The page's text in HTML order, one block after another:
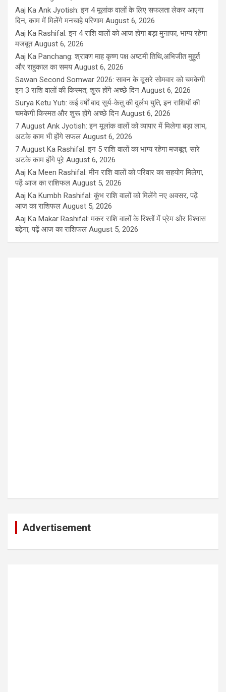
Aaj Ka Ank Jyotish: इन 4 मूलांक वालों के लिए सफलता लेकर आएगा
दिन, काम में मिलेंगे मनचाहे परिणाम August 6, 2026
Aaj Ka Rashifal: इन 4 राशि वालों को आज होगा बड़ा मुनाफा, भाग्य रहेगा
मजबूत August 6, 2026
Aaj Ka Panchang: श्रावण माह कृष्ण पक्ष अष्टमी तिथि,अभिजीत मुहूर्त
और राहुकाल का समय August 6, 2026
Sawan Second Somwar 2026: सावन के दूसरे सोमवार को चमकेगी
इन 3 राशि वालों की किस्मत, शुरू होंगे अच्छे दिन August 6, 2026
Surya Ketu Yuti: कई वर्षों बाद सूर्य-केतु की दुर्लभ युति, इन राशियों की
चमकेगी किस्मत और शुरू होंगे अच्छे दिन August 6, 2026
7 August Ank Jyotish: इन मूलांक वालों को व्यापार में मिलेगा बड़ा लाभ,
अटके काम भी होंगे सफल August 6, 2026
7 August Ka Rashifal: इन 5 राशि वालों का भाग्य रहेगा मजबूत, सारे
अटके काम होंगे पूरे August 6, 2026
Aaj Ka Meen Rashifal: मीन राशि वालों को परिवार का सहयोग मिलेगा,
पढ़ें आज का राशिफल August 5, 2026
Aaj Ka Kumbh Rashifal: कुंभ राशि वालों को मिलेंगे नए अवसर, पढ़ें
आज का राशिफल August 5, 2026
Aaj Ka Makar Rashifal: मकर राशि वालों के रिश्तों में प्रेम और विश्वास
बढ़ेगा, पढ़ें आज का राशिफल August 5, 2026
Advertisement